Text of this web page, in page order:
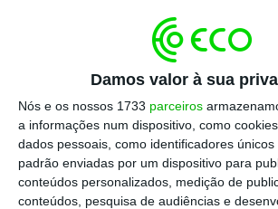
Damos valor à sua
Nós e os nossos 1733 parceiros
a informações num dispositivo, como
dados pessoais, como identificadores
padrão enviadas por um dispositivo para
conteúdos personalizados, medição de
conteúdos, pesquisa de audiências e
Chegam ainda este ano e
retroativos. Saiba como
os cheques para
elétricos
Ana Batalha Oliveira
22 Dezembro 2025